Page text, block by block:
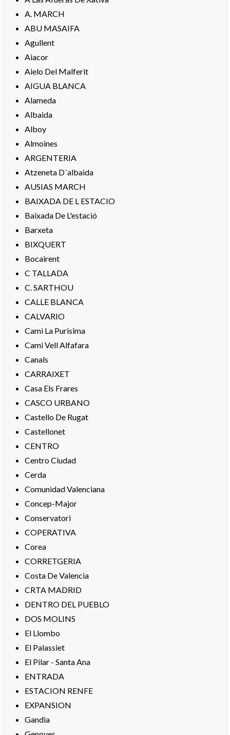
A. MARCH
ABU MASAIFA
Agullent
Aiacor
Aielo Del Malferit
AIGUA BLANCA
Alameda
Albaida
Alboy
Almoines
ARGENTERIA
Atzeneta D´albaida
AUSIAS MARCH
BAIXADA DE L ESTACIO
Baixada De L'estació
Barxeta
BIXQUERT
Bocairent
C TALLADA
C. SARTHOU
CALLE BLANCA
CALVARIO
Cami La Purisima
Cami Vell Alfafara
Canals
CARRAIXET
Casa Els Frares
CASCO URBANO
Castello De Rugat
Castellonet
CENTRO
Centro Ciudad
Cerda
Comunidad Valenciana
Concep-Major
Conservatori
COPERATIVA
Corea
CORRETGERIA
Costa De Valencia
CRTA MADRID
DENTRO DEL PUEBLO
DOS MOLINS
El Llombo
El Palassiet
El Pilar - Santa Ana
ENTRADA
ESTACION RENFE
EXPANSION
Gandia